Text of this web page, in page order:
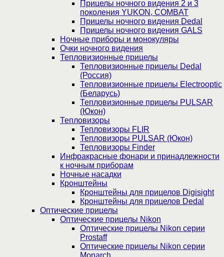
Прицелы ночного видения 2 и 3
поколения YUKON, COMBAT
Прицелы ночного видения Dedal
Прицелы ночного видения GALS
Ночные приборы и монокуляры
Очки ночного видения
Тепловизионные прицелы
Тепловизионные прицелы Dedal
(Россия)
Тепловизионные прицелы Electrooptic
(Беларусь)
Тепловизионные прицелы PULSAR
(Юкон)
Тепловизоры
Тепловизоры FLIR
Тепловизоры PULSAR (Юкон)
Тепловизоры Finder
Инфракрасные фонари и принадлежности
к ночным приборам
Ночные насадки
Кронштейны
Кронштейны для прицелов Digisight
Кронштейны для прицелов Dedal
Оптические прицелы
Оптические прицелы Nikon
Оптические прицелы Nikon серии
Prostaff
Оптические прицелы Nikon серии